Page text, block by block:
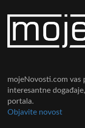
mojeNovosti.com vas
interesantne
portala.
Objavite novost